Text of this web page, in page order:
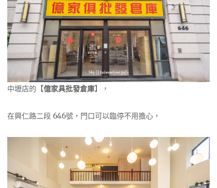
中壢店的【億家具批發倉庫】，
在興仁路二段 646號，門口可以臨停不用擔心，